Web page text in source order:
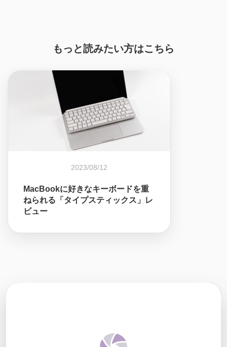
もっと読みたい方はこちら
2023/08/12
MacBookに好きなキーボードを重
ねられる「タイプスティックス」レ
ビュー